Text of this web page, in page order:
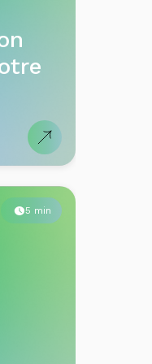
5 min